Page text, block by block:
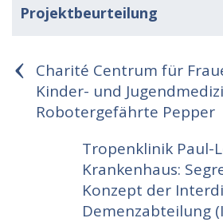
Projektbeurteilung
Charité Centrum für
Kinder- und
Robotergefährte Pepper
Tropenklinik Paul-
Krankenhaus:
Konzept der
Demenzabteilung